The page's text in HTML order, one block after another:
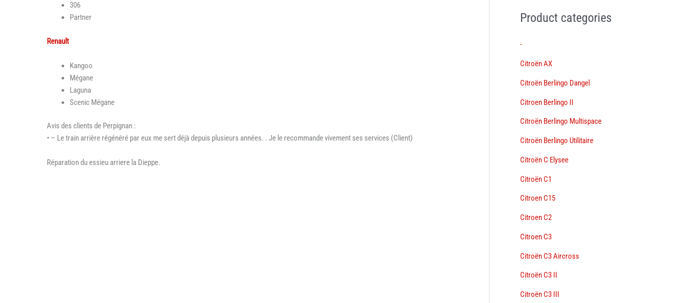
306
Partner
Renault
Kangoo
Mégane
Laguna
Scenic Mégane
Avis des clients de Perpignan :
• – Le train arrière régénéré par eux me sert déjà depuis plusieurs années. . Je le recommande vivement ses services (Client)
Réparation du essieu arriere la Dieppe.
Product categories
-
Citroën AX
Citroën Berlingo Dangel
Citroen Berlingo II
Citroën Berlingo Multispace
Citroën Berlingo Utilitaire
Citroën C Elysee
Citroën C1
Citroen C15
Citroen C2
Citroen C3
Citroën C3 Aircross
Citroën C3 II
Citroën C3 III